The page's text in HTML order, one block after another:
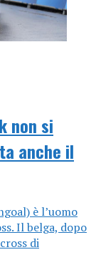
non si
anche il
è l’uomo
Il belga, dopo
di